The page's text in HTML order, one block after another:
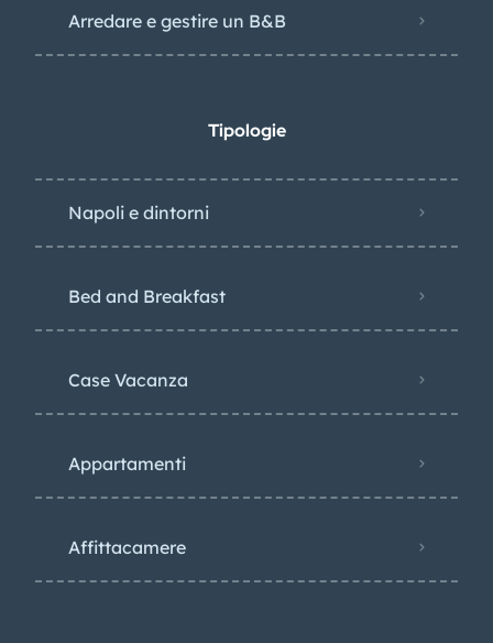
Arredare e gestire un B&B
Tipologie
Napoli e dintorni
Bed and Breakfast
Case Vacanza
Appartamenti
Affittacamere